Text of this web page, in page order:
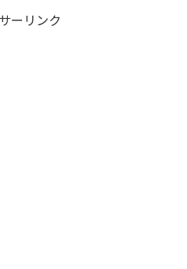
ーリンク